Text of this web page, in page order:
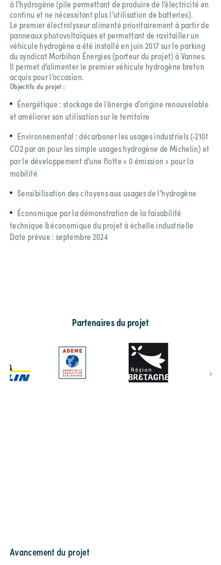
à l’hydrogène (pile permettant de produire de l’électricité en
continu et ne nécessitant plus l’utilisation de batteries).
Le premier électrolyseur alimenté prioritairement à partir de
panneaux photovoltaïques et permettant de ravitailler un
véhicule hydrogène a été installé en juin 2017 sur le parking
du syndicat Morbihan Énergies (porteur du projet) à Vannes.
Il permet d’alimenter le premier véhicule hydrogène breton
acquis pour l’occasion.
Objectifs du projet :
Énergétique : stockage de l’énergie d’origine renouvelable
et améliorer son utilisation sur le territoire
Environnemental : décarboner les usages industriels (-210t
CO2 par an pour les simple usages hydrogène de Michelin) et
par le développement d’une flotte « 0 émission » pour la
mobilité
Sensibilisation des citoyens aux usages de l’hydrogène
Économique par la démonstration de la faisabilité
technique & économique du projet à échelle industrielle
Date prévue : septembre 2024
Partenaires du projet
Avancement du projet